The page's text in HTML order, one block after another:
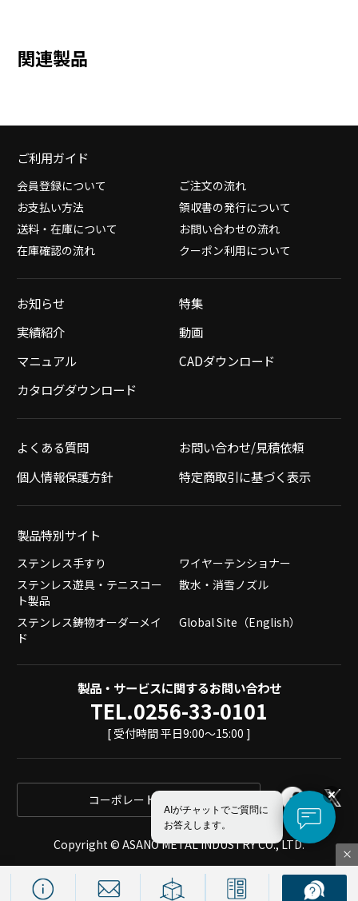
関連製品
ご利用ガイド
会員登録について
ご注文の流れ
お支払い方法
領収書の発行について
送料・在庫について
お問い合わせの流れ
在庫確認の流れ
クーポン利用について
お知らせ
特集
実績紹介
動画
マニュアル
CADダウンロード
カタログダウンロード
よくある質問
お問い合わせ/見積依頼
個人情報保護方針
特定商取引に基づく表示
製品特別サイト
ステンレス手すり
ワイヤーテンショナー
ステンレス遊具・テニスコー
ト製品
散水・消雪ノズル
ステンレス鋳物オーダーメイ
ド
Global Site（English）
製品・サービスに関するお問い合わせ
TEL.0256-33-0101
[ 受付時間 平日9:00～15:00 ]
コーポレートサイト
Copyright © ASANO METAL INDUSTRY CO., LTD.
AIがチャットでご質問に
お答えします。